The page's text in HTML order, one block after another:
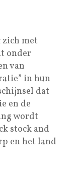
zich met
onder
van
in hun
dat
en de
wordt
stock and
en het land